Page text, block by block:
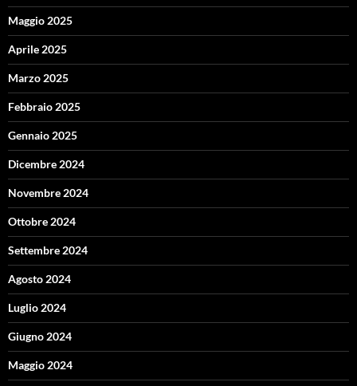
Maggio 2025
Aprile 2025
Marzo 2025
Febbraio 2025
Gennaio 2025
Dicembre 2024
Novembre 2024
Ottobre 2024
Settembre 2024
Agosto 2024
Luglio 2024
Giugno 2024
Maggio 2024